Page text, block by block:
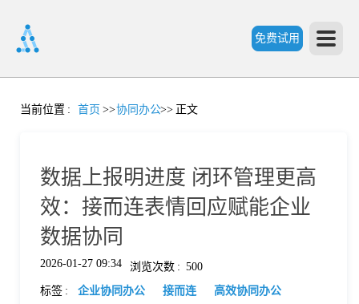
免费试用
首
当前位置 : 首页 >>协同办公>> 正文
数据上报明进度 闭环管理更高
效：接而连表情回应赋能企业
数据协同
2026-01-27 09:34 浏览次数 : 500
标签 : 企业协同办公 接而连 高效协同办公